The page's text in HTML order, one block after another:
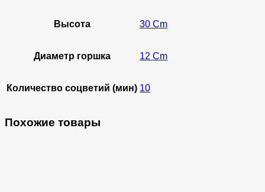
Высота 30 Cm
Диаметр горшка 12 Cm
Количество соцветий (мин) 10
Похожие товары